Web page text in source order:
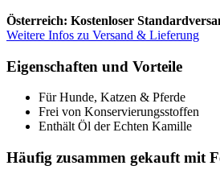
Österreich: Kostenloser
Weitere Infos zu Versand & Lieferung
Eigenschaften und Vorteile
Für Hunde, Katzen & Pferde
Frei von Konservierungsstoffen
Enthält Öl der Echten Kamille
Häufig zusammen gekauft mit